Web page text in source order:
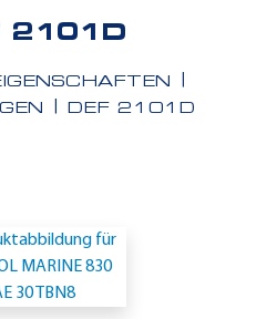
2101D
DEF 2101D